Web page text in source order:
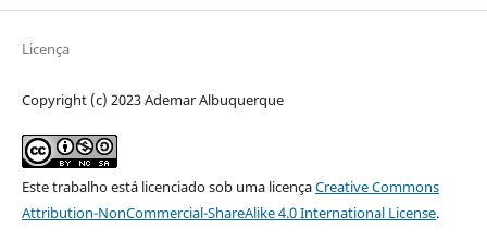
Licença
Copyright (c) 2023 Ademar Albuquerque
Este trabalho está licenciado sob uma licençaCreative Commons
Attribution-NonCommercial-ShareAlike 4.0 International License.